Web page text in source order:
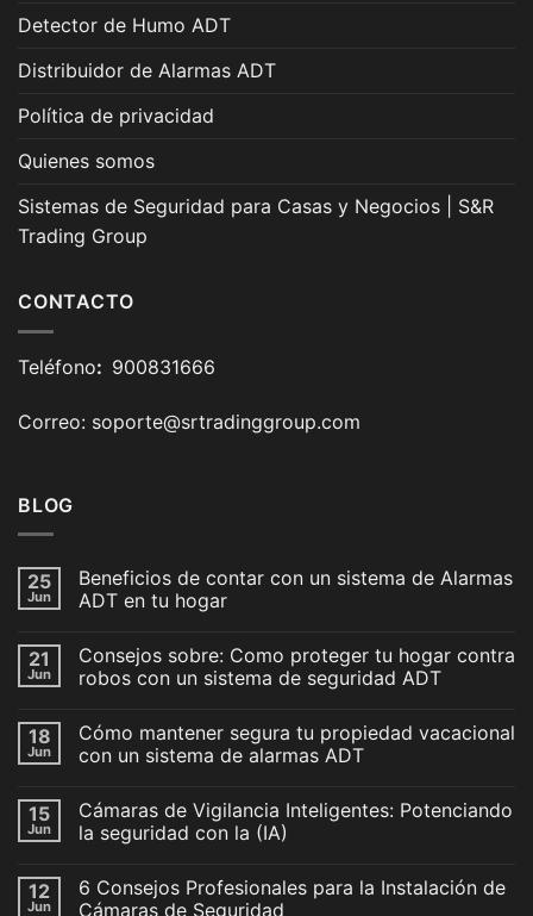
Detector de Humo ADT
Distribuidor de Alarmas ADT
Política de privacidad
Quienes somos
Sistemas de Seguridad para Casas y Negocios | S&R
Trading Group
CONTACTO
Teléfono: 900831666
Correo: soporte@srtradinggroup.com
BLOG
25
Jun
Beneficios de contar con un sistema de Alarmas
ADT en tu hogar
21
Jun
Consejos sobre: Como proteger tu hogar contra
robos con un sistema de seguridad ADT
18
Jun
Cómo mantener segura tu propiedad vacacional
con un sistema de alarmas ADT
15
Jun
Cámaras de Vigilancia Inteligentes: Potenciando
la seguridad con la (IA)
12
Jun
6 Consejos Profesionales para la Instalación de
Cámaras de Seguridad